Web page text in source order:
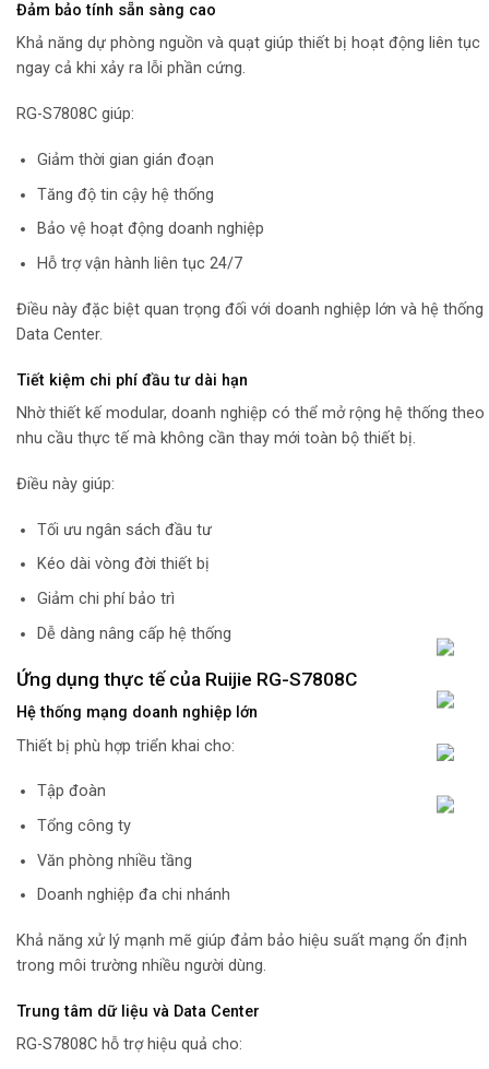
Đảm bảo tính sẵn sàng cao
Khả năng dự phòng nguồn và quạt giúp thiết bị hoạt động liên tục
ngay cả khi xảy ra lỗi phần cứng.
RG-S7808C giúp:
Giảm thời gian gián đoạn
Tăng độ tin cậy hệ thống
Bảo vệ hoạt động doanh nghiệp
Hỗ trợ vận hành liên tục 24/7
Điều này đặc biệt quan trọng đối với doanh nghiệp lớn và hệ thống
Data Center.
Tiết kiệm chi phí đầu tư dài hạn
Nhờ thiết kế modular, doanh nghiệp có thể mở rộng hệ thống theo
nhu cầu thực tế mà không cần thay mới toàn bộ thiết bị.
Điều này giúp:
Tối ưu ngân sách đầu tư
Kéo dài vòng đời thiết bị
Giảm chi phí bảo trì
Dễ dàng nâng cấp hệ thống
Ứng dụng thực tế của Ruijie RG-S7808C
Hệ thống mạng doanh nghiệp lớn
Thiết bị phù hợp triển khai cho:
Tập đoàn
Tổng công ty
Văn phòng nhiều tầng
Doanh nghiệp đa chi nhánh
Khả năng xử lý mạnh mẽ giúp đảm bảo hiệu suất mạng ổn định
trong môi trường nhiều người dùng.
Trung tâm dữ liệu và Data Center
RG-S7808C hỗ trợ hiệu quả cho: